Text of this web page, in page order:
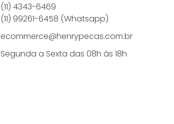
(11) 4343-6469
(11) 99261-6458 (Whatsapp)
ecommerce@henrypecas.com.br
Segunda a Sexta das 08h às 18h